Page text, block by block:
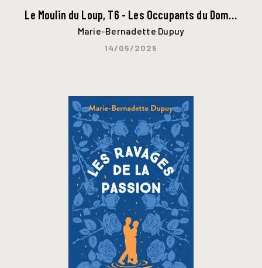
Le Moulin du Loup, T6 - Les Occupants du Dom…
Marie-Bernadette Dupuy
14/05/2025